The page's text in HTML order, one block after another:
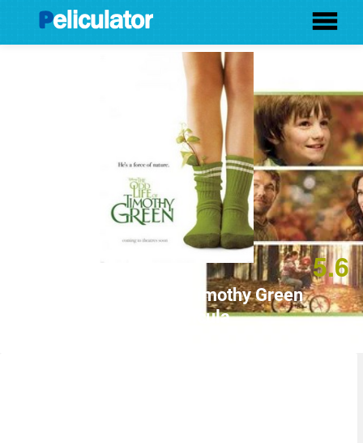
La Extraña Vida De Timothy Green
(2012) Película
5.6